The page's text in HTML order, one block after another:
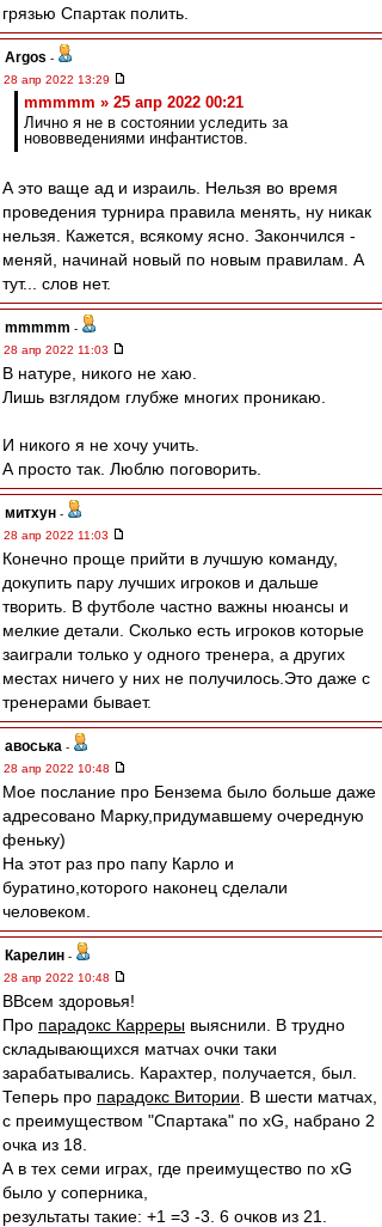
грязью Спартак полить.
Argos -
28 апр 2022 13:29
mmmmm » 25 апр 2022 00:21
Лично я не в состоянии уследить за
нововведениями инфантистов.
А это ваще ад и израиль. Нельзя во время
проведения турнира правила менять, ну никак
нельзя. Кажется, всякому ясно. Закончился -
меняй, начинай новый по новым правилам. А
тут... слов нет.
mmmmm -
28 апр 2022 11:03
В натуре, никого не хаю.
Лишь взглядом глубже многих проникаю.
И никого я не хочу учить.
А просто так. Люблю поговорить.
митхун -
28 апр 2022 11:03
Конечно проще прийти в лучшую команду,
докупить пару лучших игроков и дальше
творить. В футболе частно важны нюансы и
мелкие детали. Сколько есть игроков которые
заиграли только у одного тренера, а других
местах ничего у них не получилось.Это даже с
тренерами бывает.
авоська -
28 апр 2022 10:48
Мое послание про Бензема было больше даже
адресовано Марку,придумавшему очередную
феньку)
На этот раз про папу Карло и
буратино,которого наконец сделали
человеком.
Карелин -
28 апр 2022 10:48
ВВсем здоровья!
Про парадокс Карреры выяснили. В трудно
складывающихся матчах очки таки
зарабатывались. Карахтер, получается, был.
Теперь про парадокс Витории . В шести матчах,
с преимуществом "Спартака" по xG, набрано 2
очка из 18.
А в тех семи играх, где преимущество по xG
было у соперника,
результаты такие: +1 =3 -3. 6 очков из 21.